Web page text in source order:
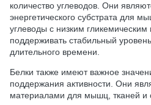
количество углеводов. Они
энергетического субстрата для
углеводы с низким
поддерживать стабильный
длительного времени.
Белки также имеют важное
поддержания активности. Они
материалами для мышц, тканей и